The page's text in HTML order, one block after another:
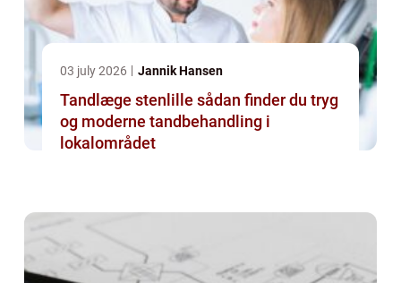
03 july 2026 Jannik Hansen
Tandlæge stenlille sådan finder du tryg
og moderne tandbehandling i
lokalområdet